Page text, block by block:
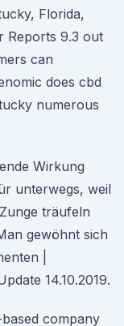
Florida,
Reports 9.3 out
can
does cbd
numerous
Wirkung
unterwegs, weil
träufeln
gewöhnt sich
|
14.10.2019.
company